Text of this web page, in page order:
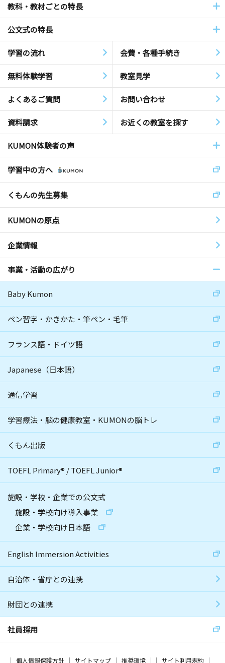
教科・教材ごとの特長
公文式の特長
学習の流れ 会費・各種手続き
無料体験学習 教室見学
よくあるご質問 お問い合わせ
資料請求 お近くの教室を探す
KUMON体験者の声
学習中の方へ
くもんの先生募集
KUMONの原点
企業情報
事業・活動の広がり
Baby Kumon
ペン習字・かきかた・筆ペン・毛筆
フランス語・ドイツ語
Japanese（日本語）
通信学習
学習療法・脳の健康教室・KUMONの脳トレ
くもん出版
TOEFL Primary® /TOEFL Junior®
施設・学校・企業での公文式
施設・学校向け導入事業
企業・学校向け日本語
English Immersion Activities
自治体・省庁との連携
財団との連携
社員採用
個人情報保護方針 サイトマップ 推奨環境 サイト利用規約